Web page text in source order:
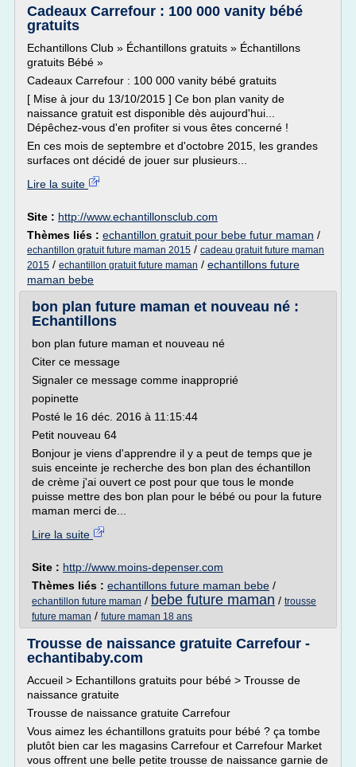
Cadeaux Carrefour : 100 000 vanity bébé
gratuits
Echantillons Club » Échantillons gratuits » Échantillons
gratuits Bébé »
Cadeaux Carrefour : 100 000 vanity bébé gratuits
[ Mise à jour du 13/10/2015 ] Ce bon plan vanity de
naissance gratuit est disponible dès aujourd'hui...
Dépêchez-vous d'en profiter si vous êtes concerné !
En ces mois de septembre et d'octobre 2015, les grandes
surfaces ont décidé de jouer sur plusieurs...
Lire la suite
Site : http://www.echantillonsclub.com
Thèmes liés : echantillon gratuit pour bebe futur maman /
echantillon gratuit future maman 2015 / cadeau gratuit future maman
2015 / echantillon gratuit future maman / echantillons future
maman bebe
bon plan future maman et nouveau né :
Echantillons
bon plan future maman et nouveau né
Citer ce message
Signaler ce message comme inapproprié
popinette
Posté le 16 déc. 2016 à 11:15:44
Petit nouveau 64
Bonjour je viens d'apprendre il y a peut de temps que je
suis enceinte je recherche des bon plan des échantillon
de crème j'ai ouvert ce post pour que tous le monde
puisse mettre des bon plan pour le bébé ou pour la future
maman merci de...
Lire la suite
Site : http://www.moins-depenser.com
Thèmes liés : echantillons future maman bebe /
echantillon future maman / bebe future maman / trousse
future maman / future maman 18 ans
Trousse de naissance gratuite Carrefour -
echantibaby.com
Accueil > Echantillons gratuits pour bébé > Trousse de
naissance gratuite
Trousse de naissance gratuite Carrefour
Vous aimez les échantillons gratuits pour bébé ? ça tombe
plutôt bien car les magasins Carrefour et Carrefour Market
vous offrent une belle petite trousse de naissance garnie de